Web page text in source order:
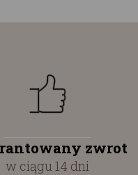
zwrot
w ciągu 14 dni